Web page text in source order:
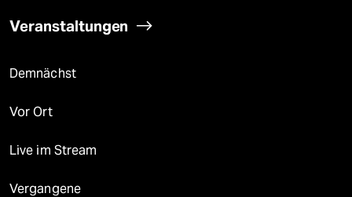
Veranstaltungen
Demnächst
Vor Ort
Live im Stream
Vergangene